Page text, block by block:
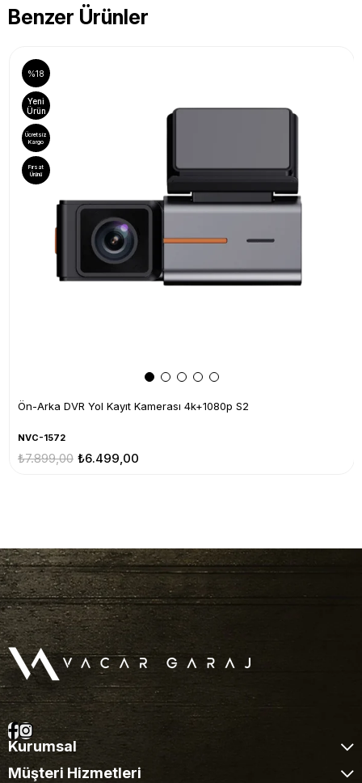
Benzer Ürünler
Ön-Arka DVR Yol Kayıt Kamerası 4k+1080p S2
NVC-1572
₺6.499,00
₺7.899,00
%18
Yeni
Ürün
Ücretsiz
Kargo
Fırsat
Ürünü
Kurumsal
Müşteri Hizmetleri